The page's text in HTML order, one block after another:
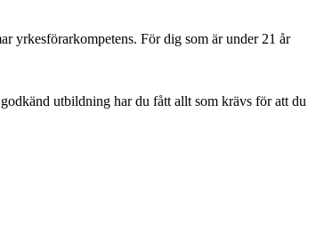
yrkesförarkompetens. För dig som är under 21 år
utbildning har du fått allt som krävs för att du